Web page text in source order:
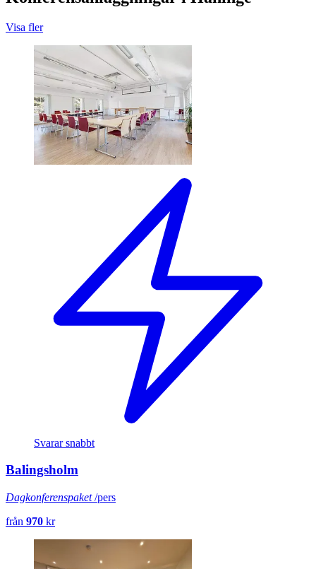
Visa fler
Svarar snabbt
Balingsholm
Dagkonferenspaket/pers
från 970 kr